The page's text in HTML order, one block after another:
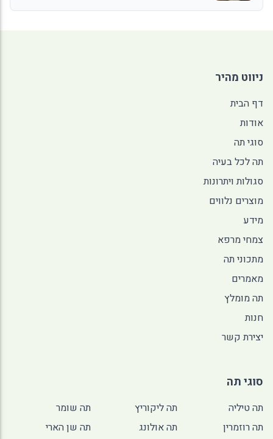
ניווט מהיר
דף הבית
אודות
סוגי תה
תה לכל בעיה
סגולות ויתרונות
מוצרים נלווים
מידע
צמחי מרפא
מתכוני תה
מאמרים
תה מומלץ
חנות
יצירת קשר
סוגי תה
תה טיליה תה ליקוריץ
תה שומר
תה רוזמרין
תה אולונג
תה שן הארי